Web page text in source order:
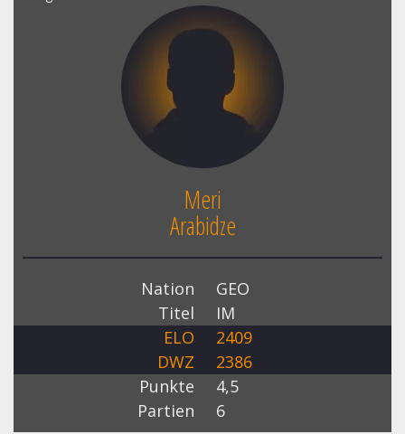
Meri
Arabidze
Nation
GEO
Titel
IM
ELO
2409
DWZ
2386
Punkte
4,5
Partien
6